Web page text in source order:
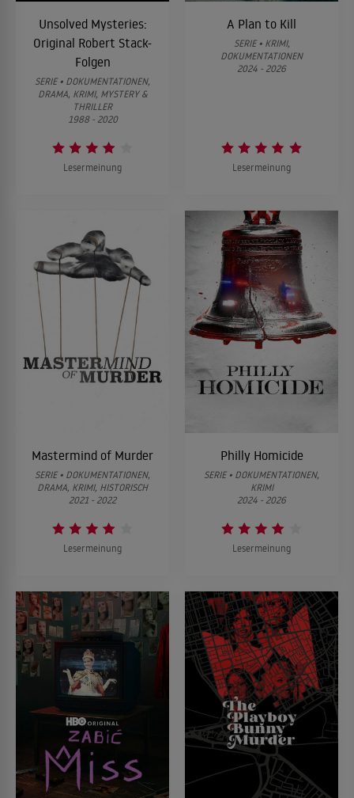
Unsolved Mysteries:
Original Robert Stack-
Folgen
SERIE • DOKUMENTATIONEN,
DRAMA, KRIMI, MYSTERY &
THRILLER
1988 - 2020
Lesermeinung
A Plan to Kill
SERIE • KRIMI,
DOKUMENTATIONEN
2024 - 2026
Lesermeinung
Mastermind of Murder
SERIE • DOKUMENTATIONEN,
DRAMA, KRIMI, HISTORISCH
2021 - 2022
Lesermeinung
Philly Homicide
SERIE • DOKUMENTATIONEN,
KRIMI
2024 - 2026
Lesermeinung